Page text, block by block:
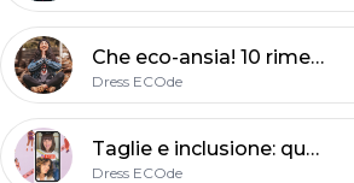
Che eco-ansia! 10 rimedi per alleggerirla
Dress ECOde
Taglie e inclusione: quando non è solo questione di trovare la misura giusta
Dress ECOde